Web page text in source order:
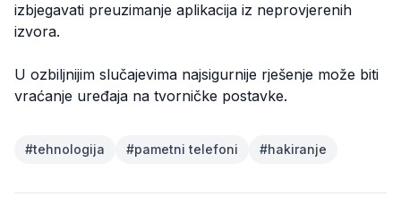
izbjegavati preuzimanje aplikacija iz neprovjerenih
izvora.
U ozbiljnijim slučajevima najsigurnije rješenje može biti
vraćanje uređaja na tvorničke postavke.
#tehnologija #pametni telefoni #hakiranje